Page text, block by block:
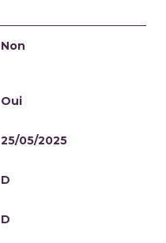
Non
Oui
25/05/2025
D
D